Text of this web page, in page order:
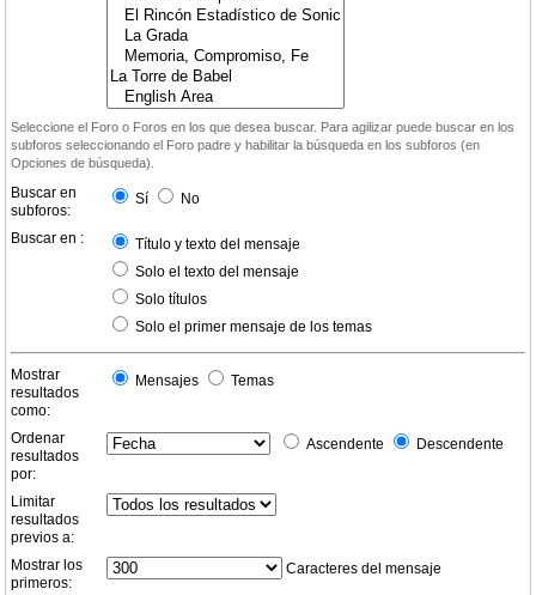
Seleccione el Foro o Foros en los que desea buscar. Para agilizar puede buscar en los
subforos seleccionando el Foro padre y habilitar la búsqueda en los subforos (en
Opciones de búsqueda).
Buscar en
subforos:
Sí No
Buscar en :
Título y texto del mensaje
Solo el texto del mensaje
Solo títulos
Solo el primer mensaje de los temas
Mostrar
resultados
como:
Mensajes Temas
Ordenar
resultados
por:
Ascendente Descendente
Limitar
resultados
previos a:
Mostrar los
primeros:
Caracteres del mensaje